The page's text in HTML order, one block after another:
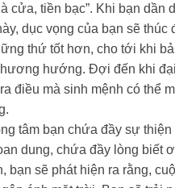
cửa, tiền bạc”. Khi bạn dần
dục vọng của bạn sẽ thúc
thứ tốt hơn, cho tới khi
hướng. Đợi đến khi
điều mà sinh mệnh có thể
tâm bạn chứa đầy sự
dung, chứa đầy lòng biết
bạn sẽ phát hiện ra rằng,